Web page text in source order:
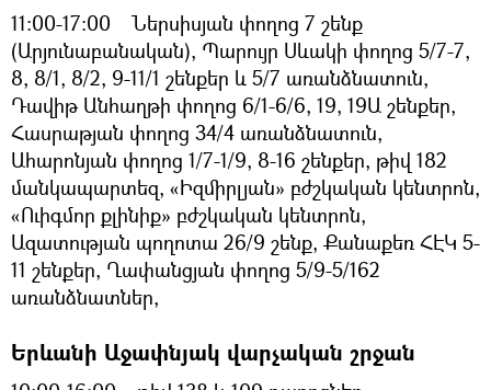
11:00-17:00 Ներսիսյան փողոց 7 շենք
(Արյունաբանական), Պարույր Սևակի փողոց 5/7-7,
8, 8/1, 8/2, 9-11/1 շենքեր և 5/7 առանձնատուն,
Դավիթ Անհաղթի փողոց 6/1-6/6, 19, 19Ա շենքեր,
Հասրաթյան փողոց 34/4 առանձնատուն,
Ահարոնյան փողոց 1/7-1/9, 8-16 շենքեր, թիվ 182
մանկապարտեզ, «Իզմիրլյան» բժշկական կենտրոն,
«Ուիգմոր քլինիք» բժշկական կենտրոն,
Ազատության պողոտա 26/9 շենք, Քանաքեռ ՀԷԿ 5-
11 շենքեր, Ղափանցյան փողոց 5/9-5/162
առանձնատներ,
Երևանի Աջափնյակ վարչական շրջան